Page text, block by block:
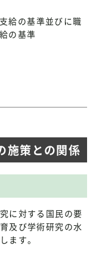
給の基準並びに職
の基準
施策との関係
に対する国民の要
及び学術研究の水
ます。